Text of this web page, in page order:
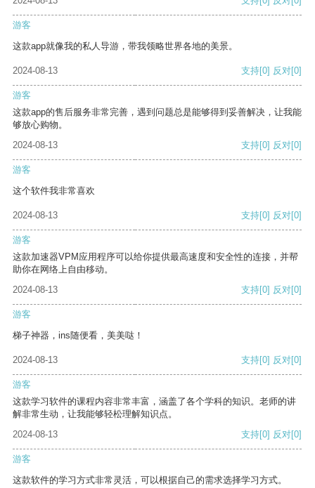
游客
这款app就像我的私人导游，带我领略世界各地的美景。
2024-08-13 支持[0] 反对[0]
游客
这款app的售后服务非常完善，遇到问题总是能够得到妥善解决，让我能
够放心购物。
2024-08-13
支持[0] 反对[0]
游客
这个软件我非常喜欢
2024-08-13 支持[0] 反对[0]
游客
这款加速器VPM应用程序可以给你提供最高速度和安全性的连接，并帮
助你在网络上自由移动。
2024-08-13
支持[0] 反对[0]
游客
梯子神器，ins随便看，美美哒！
2024-08-13 支持[0] 反对[0]
游客
这款学习软件的课程内容非常丰富，涵盖了各个学科的知识。老师的讲
解非常生动，让我能够轻松理解知识点。
2024-08-13
支持[0] 反对[0]
游客
这款软件的学习方式非常灵活，可以根据自己的需求选择学习方式。